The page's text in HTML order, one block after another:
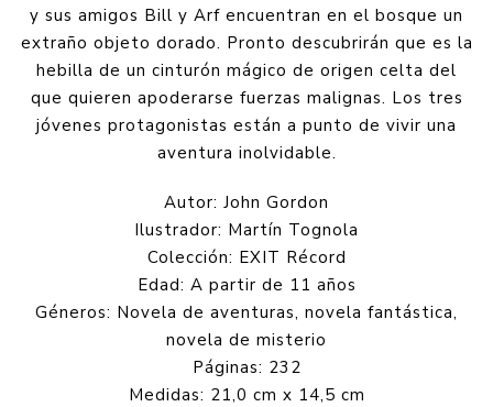
y sus amigos Bill y Arf encuentran en el bosque un
extraño objeto dorado. Pronto descubrirán que es la
hebilla de un cinturón mágico de origen celta del
que quieren apoderarse fuerzas malignas. Los tres
jóvenes protagonistas están a punto de vivir una
aventura inolvidable.
Autor: John Gordon
Ilustrador: Martín Tognola
Colección: EXIT Récord
Edad: A partir de 11 años
Géneros: Novela de aventuras, novela fantástica,
novela de misterio
Páginas: 232
Medidas: 21,0 cm x 14,5 cm